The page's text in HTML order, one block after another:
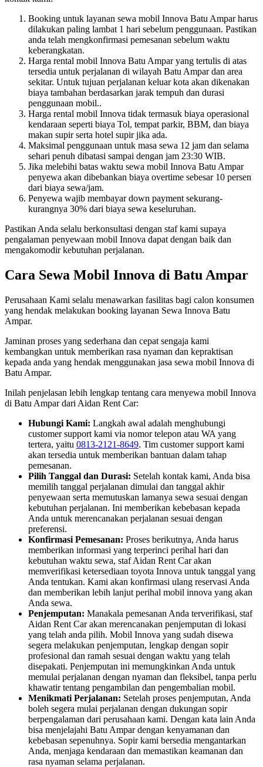
Booking untuk layanan sewa mobil Innova Batu Ampar harus
dilakukan paling lambat 1 hari sebelum penggunaan. Pastikan
anda telah mengkonfirmasi pemesanan sebelum waktu
keberangkatan.
Harga rental mobil Innova Batu Ampar yang tertulis di atas
tersedia untuk perjalanan di wilayah Batu Ampar dan area
sekitar. Untuk tujuan perjalanan keluar kota akan dikenakan
biaya tambahan berdasarkan jarak tempuh dan durasi
penggunaan mobil..
Harga rental mobil Innova tidak termasuk biaya operasional
kendaraan seperti biaya Tol, tempat parkir, BBM, dan biaya
makan supir serta hotel supir jika ada.
Maksimal penggunaan untuk masa sewa 12 jam dan selama
sehari penuh dibatasi sampai dengan jam 23:30 WIB.
Jika melebihi batas waktu sewa mobil Innova Batu Ampar
penyewa akan dibebankan biaya overtime sebesar 10 persen
dari biaya sewa/jam.
Penyewa wajib membayar down payment sekurang-
kurangnya 30% dari biaya sewa keseluruhan.
Pastikan Anda selalu berkonsultasi dengan staf kami supaya
pengalaman penyewaan mobil Innova dapat dengan baik dan
mengakomodir kebutuhan perjalanan.
Cara Sewa Mobil Innova di Batu Ampar
Perusahaan Kami selalu menawarkan fasilitas bagi calon konsumen
yang hendak melakukan booking layanan Sewa Innova Batu
Ampar.
Jaminan proses yang sederhana dan cepat sengaja kami
kembangkan untuk memberikan rasa nyaman dan kepraktisan
kepada anda yang hendak menggunakan jasa sewa mobil Innova di
Batu Ampar.
Inilah penjelasan lebih lengkap tentang cara menyewa mobil Innova
di Batu Ampar dari Aidan Rent Car:
Hubungi Kami: Langkah awal adalah menghubungi
customer support kami via nomor telepon atau WA yang
tertera, yaitu 0813-2121-8649. Tim customer support kami
akan tersedia untuk memberikan bantuan dalam tahap
pemesanan.
Pilih Tanggal dan Durasi: Setelah kontak kami, Anda bisa
memilih tanggal perjalanan dimulai dan tanggal akhir
penyewaan serta memutuskan lamanya sewa sesuai dengan
kebutuhan perjalanan. Ini memberikan kebebasan kepada
Anda untuk merencanakan perjalanan sesuai dengan
preferensi.
Konfirmasi Pemesanan: Proses berikutnya, Anda harus
memberikan informasi yang terperinci perihal hari dan
kebutuhan waktu sewa, staf Aidan Rent Car akan
memverifikasi ketersediaan toyota Innova untuk tanggal yang
Anda tentukan. Kami akan konfirmasi ulang reservasi Anda
dan memberikan lebih lanjut perihal mobil innova yang akan
Anda sewa.
Penjemputan: Manakala pemesanan Anda terverifikasi, staf
Aidan Rent Car akan merencanakan penjemputan di lokasi
yang telah anda pilih. Mobil Innova yang sudah disewa
segera melakukan penjemputan, lengkap dengan sopir
profesional dan ramah sesuai dengan waktu yang telah
disepakati. Penjemputan ini memungkinkan Anda untuk
memulai perjalanan dengan nyaman dan fleksibel, tanpa perlu
khawatir tentang pengambilan dan pengembalian mobil.
Menikmati Perjalanan: Setelah proses penjemputan, Anda
boleh segera mulai perjalanan dengan dukungan sopir
berpengalaman dari perusahaan kami. Dengan kata lain Anda
bisa menjelajahi Batu Ampar dengan kenyamanan dan
kebebasan sepenuhnya. Sopir kami bersedia mengantarkan
Anda, menjaga kendaraan dan memastikan keamanan dan
rasa nyaman selama perjalanan.